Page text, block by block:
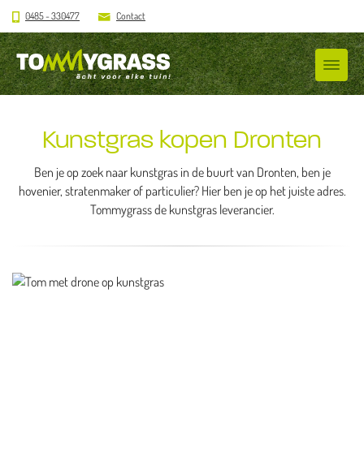
0485 - 330477 Contact
Kunstgras kopen Dronten
Ben je op zoek naar kunstgras in de buurt van Dronten, ben je
hovenier, stratenmaker of particulier? Hier ben je op het juiste adres.
Tommygrass de kunstgras leverancier.